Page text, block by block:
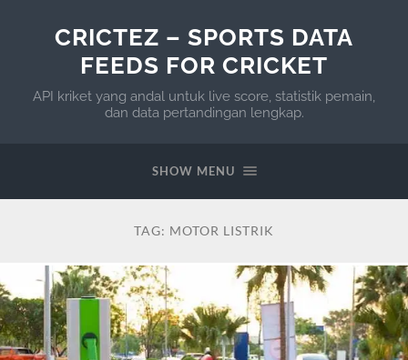
CRICTEZ – SPORTS DATA
FEEDS FOR CRICKET
API kriket yang andal untuk live score, statistik pemain,
dan data pertandingan lengkap.
SHOW MENU
TAG: MOTOR LISTRIK